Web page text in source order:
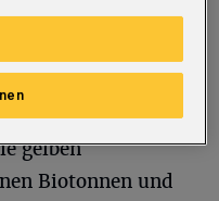
Verschiebung
statt am Freitag.
(AWG) sind die
gelben
Biotonnen und